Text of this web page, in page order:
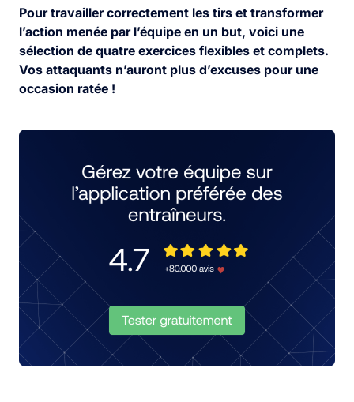
Pour travailler correctement les tirs et transformer
l’action menée par l’équipe en un but, voici une
sélection de quatre exercices flexibles et complets.
Vos attaquants n’auront plus d’excuses pour une
occasion ratée !